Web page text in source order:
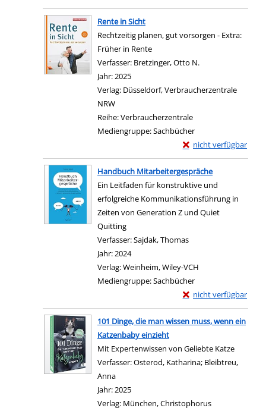
Zum Download von
Rente in Sicht
Rechtzeitig planen, gut vorsorgen - Extra:
Früher in Rente
Verfasser: Bretzinger, Otto N.
Jahr:2025
Verlag: Düsseldorf, Verbraucherzentrale
NRW
Reihe:Verbraucherzentrale
Mediengruppe:Sachbücher
nicht verfügbar
Exemplar-Details von
Zum Download von
Handbuch Mitarbeitergespräche
Ein Leitfaden für konstruktive und
erfolgreiche Kommunikationsführung in
Zeiten von Generation Z und Quiet
Quitting
Verfasser:Sajdak, Thomas
Jahr:2024
Verlag:Weinheim, Wiley-VCH
Mediengruppe:Sachbücher
nicht verfügbar
Exemplar-Details von
Zum Download von
101 Dinge, die man wissen muss, wenn ein
Katzenbaby einzieht
Mit Expertenwissen von Geliebte Katze
Verfasser:Osterod, Katharina; Bleibtreu,
Anna
Jahr:2025
Verlag: München, Christophorus